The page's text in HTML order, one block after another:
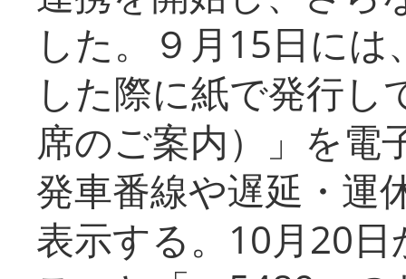
した。９月15日に
した際に紙で発行し
席のご案内）」を電
発車番線や遅延・運
表示する。10月20